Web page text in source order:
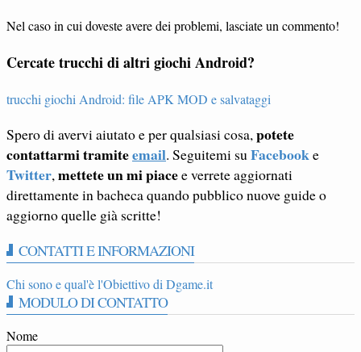
Nel caso in cui doveste avere dei problemi, lasciate un commento!
Cercate trucchi di altri giochi Android?
trucchi giochi Android: file APK MOD e salvataggi
Spero di avervi aiutato e per qualsiasi cosa,potete
contattarmi tramiteemail. Seguitemi suFacebooke
Twitter,mettete un mi piacee verrete aggiornati
direttamente in bacheca quando pubblico nuove guide o
aggiorno quelle già scritte!
CONTATTI E INFORMAZIONI
Chi sono e qual'è l'Obiettivo di Dgame.it
MODULO DI CONTATTO
Nome